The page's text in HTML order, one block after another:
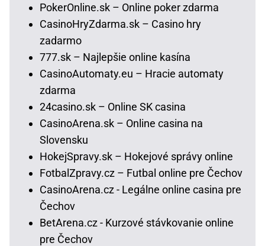
PokerOnline.sk – Online poker zdarma
CasinoHryZdarma.sk – Casino hry
zadarmo
777.sk – Najlepšie online kasína
CasinoAutomaty.eu – Hracie automaty
zdarma
24casino.sk – Online SK casina
CasinoArena.sk – Online casina na
Slovensku
HokejSpravy.sk – Hokejové správy online
FotbalZpravy.cz – Futbal online pre Čechov
CasinoArena.cz - Legálne online casina pre
Čechov
BetArena.cz - Kurzové stávkovanie online
pre Čechov